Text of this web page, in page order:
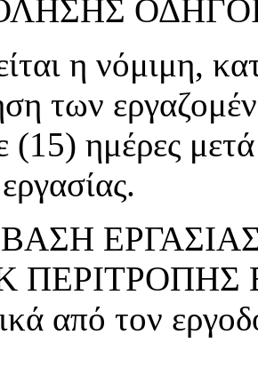
η νόμιμη,
των
(15) ημέρες
ΠΕΡΙΤΡΟΠΗΣ
από τον